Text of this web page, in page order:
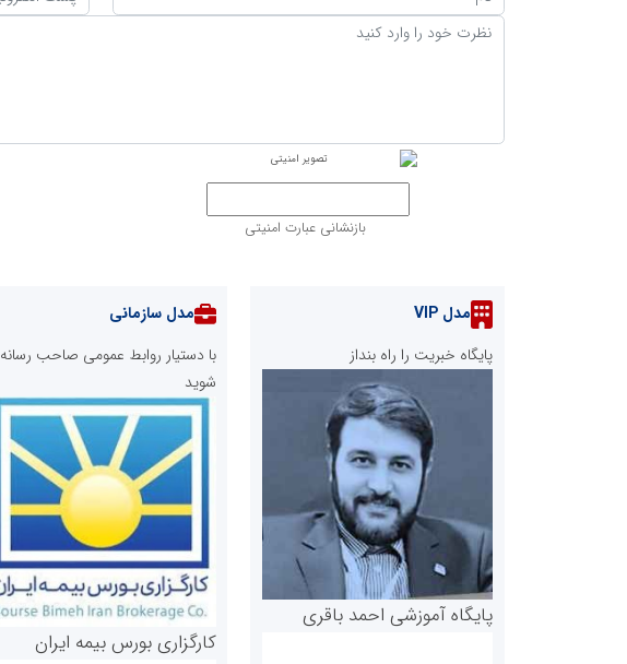
بازنشانی عبارت امنیتی
مدل VIP
پایگاه خبریت را راه بنداز
پایگاه آموزشی احمد باقری
مدل سازمانی
با دستیار روابط عمومی صاحب رسانه
شوید
کارگزاری بورس بیمه ایران